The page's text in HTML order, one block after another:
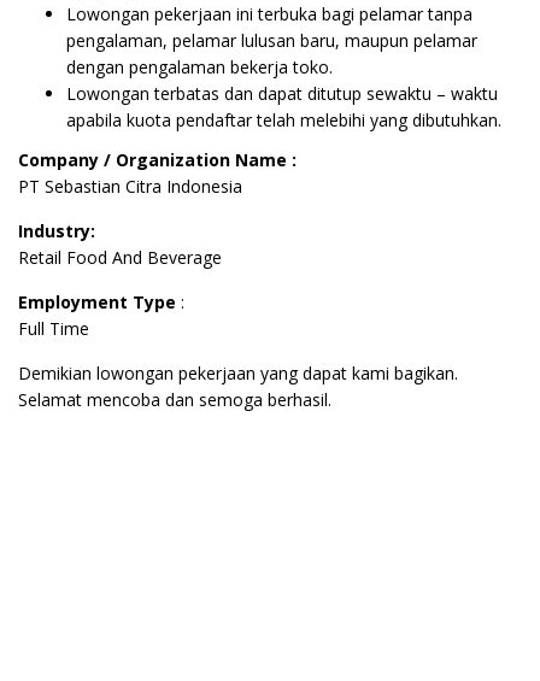
Lowongan pekerjaan ini terbuka bagi pelamar tanpa
pengalaman, pelamar lulusan baru, maupun pelamar
dengan pengalaman bekerja toko.
Lowongan terbatas dan dapat ditutup sewaktu – waktu
apabila kuota pendaftar telah melebihi yang dibutuhkan.
Company / Organization Name :
PT Sebastian Citra Indonesia
Industry:
Retail Food And Beverage
Employment Type :
Full Time
Demikian lowongan pekerjaan yang dapat kami bagikan.
Selamat mencoba dan semoga berhasil.